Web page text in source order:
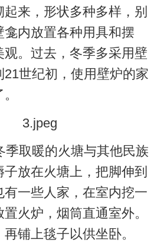
来，形状多种多样，别
内放置各种用具和摆
。过去，冬季多采用壁
世纪初，使用壁炉的家
取暖的火塘与其他民族
放在火塘上，把脚伸到
一些人家，在室内挖一
火炉，烟筒直通室外。
铺上毯子以供坐卧。